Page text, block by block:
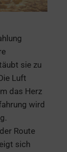
sie zu
Luft
das Herz
wird
Route
sich